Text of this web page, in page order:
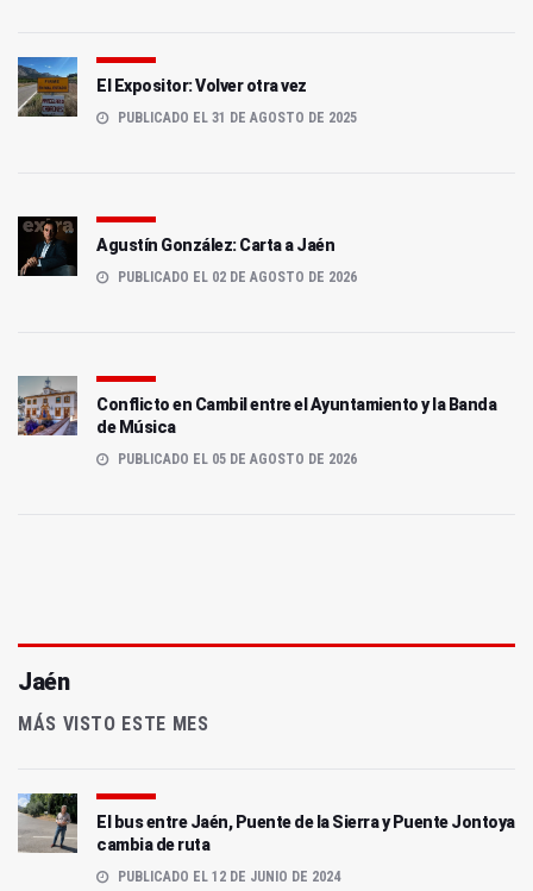
El Expositor: Volver otra vez
PUBLICADO EL 31 DE AGOSTO DE 2025
Agustín González: Carta a Jaén
PUBLICADO EL 02 DE AGOSTO DE 2026
Conflicto en Cambil entre el Ayuntamiento y la Banda
de Música
PUBLICADO EL 05 DE AGOSTO DE 2026
Jaén
MÁS VISTO ESTE MES
El bus entre Jaén, Puente de la Sierra y Puente Jontoya
cambia de ruta
PUBLICADO EL 12 DE JUNIO DE 2024